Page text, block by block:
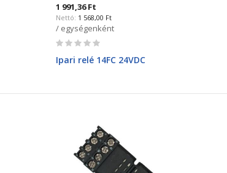
1 991,36 Ft
1 568,00 Ft
/ egységenként
Rating:
Ipari relé 14FC 24VDC